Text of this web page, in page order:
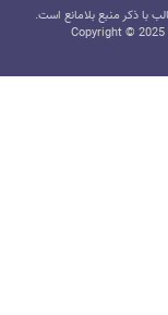
با ذکر منبع بلامانع است.
Copyright ©